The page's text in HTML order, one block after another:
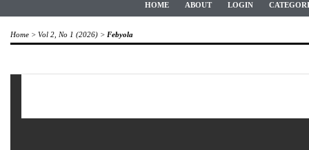
HOME ABOUT LOGIN
Home > Vol 2, No 1 (2026) > Febyola